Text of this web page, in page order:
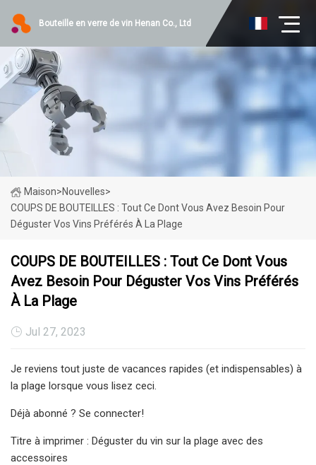
Bouteille en verre de vin Henan Co., Ltd
Maison>Nouvelles>
COUPS DE BOUTEILLES : Tout Ce Dont Vous Avez Besoin Pour
Déguster Vos Vins Préférés À La Plage
COUPS DE BOUTEILLES : Tout Ce Dont Vous
Avez Besoin Pour Déguster Vos Vins Préférés
À La Plage
Jul 27, 2023
Je reviens tout juste de vacances rapides (et indispensables) à
la plage lorsque vous lisez ceci.
Déjà abonné ? Se connecter!
Titre à imprimer : Déguster du vin sur la plage avec des
accessoires